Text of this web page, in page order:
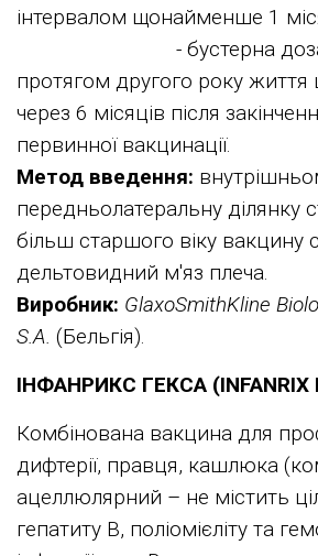
інтервалом щонайменше 1
- бустерна доза
протягом другого року
через 6 місяців після
первинної вакцинації.
Метод введення:
передньолатеральну ділянку
більш старшого віку вакцину
дельтовидний м'яз плеча.
Виробник: GlaxoSmithKline
S.A. (Бельгія).
ІНФАНРИКС ГЕКСА (INFANRIX
Комбінована вакцина для
дифтерії, правця, кашлюка
ацеллюлярний – не містить
гепатиту В, поліомієліту та